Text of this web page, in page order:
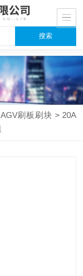
AGV刷板刷块 > 20A